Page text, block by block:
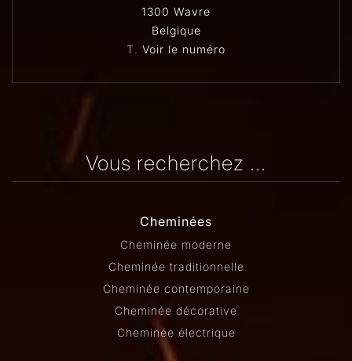
1300 Wavre
Belgique
T. Voir le numéro
Vous recherchez ...
Cheminées
Cheminée moderne
Cheminée traditionnelle
Cheminée contemporaine
Cheminée décorative
Cheminée électrique